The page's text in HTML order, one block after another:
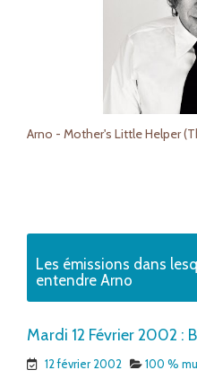
Arno - Mother's Little Helper
Les émissions dans
entendre Arno
Mardi 12 Février 2002 :
12 février 2002 100 %